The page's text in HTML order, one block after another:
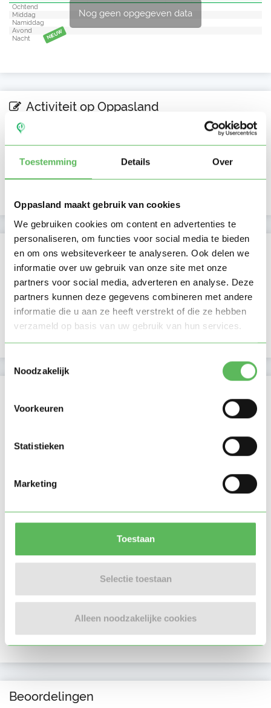
Toestemming Details Over
Oppasland maakt gebruik van cookies
We gebruiken cookies om content en advertenties te
personaliseren, om functies voor social media te bieden
en om ons websiteverkeer te analyseren. Ook delen we
informatie over uw gebruik van onze site met onze
partners voor social media, adverteren en analyse. Deze
partners kunnen deze gegevens combineren met andere
informatie die u aan ze heeft verstrekt of die ze hebben
verzameld op basis van uw gebruik van hun services.
Noodzakelijk
Voorkeuren
Statistieken
Marketing
Toestaan
Selectie toestaan
Alleen noodzakelijke cookies
Nog geen opgegeven data
Ochtend
Middag
Namiddag
Avond
Nacht
NIEUW
Activiteit op Oppasland
22-10-2025
Lid sinds 23-07-2023
Verificaties
E-mailadres is geverifieerd
Telefoonnummer is geverifieerd
Beoordelingen